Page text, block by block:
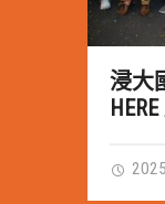
浸大